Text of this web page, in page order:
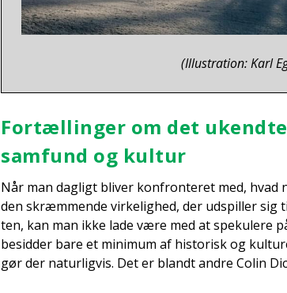
(Illu­stra­tion: Karl
For­tæl­lin­ger om det ukend­te
sam­fund og kul­tur
Når man dag­ligt bli­ver kon­fron­te­ret med, hvad
den skræm­men­de vir­ke­lig­hed, der udspil­ler sig
ten, kan man ikke lade være med at spe­ku­le­re
besid­der bare et mini­mum af histo­risk og
gør der natur­lig­vis. Det er blandt andre Colin